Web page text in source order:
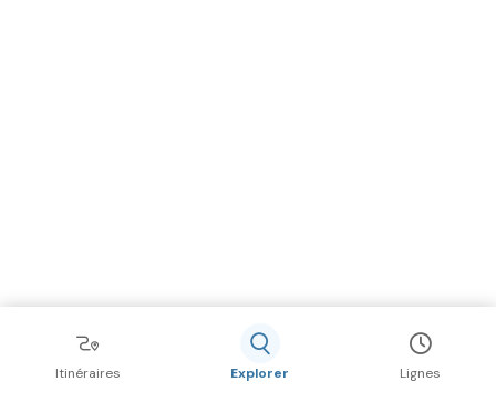
Itinéraires Explorer Lignes